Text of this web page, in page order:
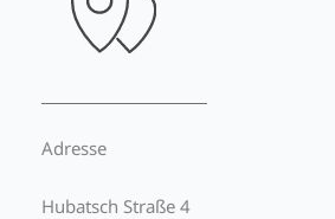
Adresse
Hubatsch Straße 4